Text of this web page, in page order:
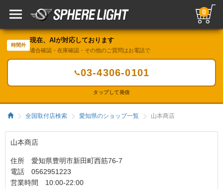
0
時間外
現在、AIが対応しております
適合確認・在庫確認・その他のご質問はお電話で
📞03-4306-0101
タップして発信
全国取付店検索 愛知県のショップ一覧 山本商店
山本商店
住所 愛知県豊明市新田町西筋76-7
電話 0562951223
営業時間 10:00-22:00